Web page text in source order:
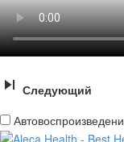
Следующий